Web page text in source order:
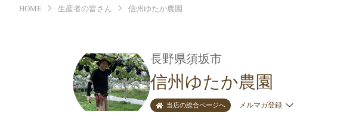
HOME 生産者の皆さん 信州ゆたか農園
長野県須坂市
信州ゆたか農園
当店の総合ページへ メルマガ登録